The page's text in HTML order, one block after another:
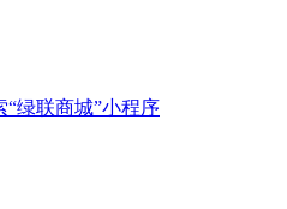
绿联商城”小程序